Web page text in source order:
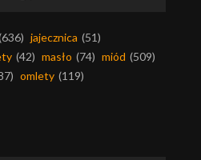
jajecznica (51)
(42) masło (74) miód (509)
omlety (119)